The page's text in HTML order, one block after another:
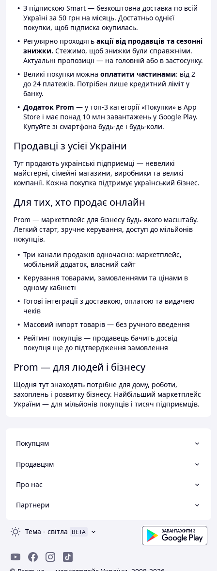
З підпискою Smart — безкоштовна доставка по всій
Україні за 50 грн на місяць. Достатньо однієї
покупки, щоб підписка окупилась.
Регулярно проходять акції від продавців та сезонні
знижки. Стежимо, щоб знижки були справжніми.
Актуальні пропозиції — на головній або в застосунку.
Великі покупки можна оплатити частинами: від 2
до 24 платежів. Потрібен лише кредитний ліміт у
банку.
Додаток Prom — у топ-3 категорії «Покупки» в App
Store і має понад 10 млн завантажень у Google Play.
Купуйте зі смартфона будь-де і будь-коли.
Продавці з усієї України
Тут продають українські підприємці — невеликі
майстерні, сімейні магазини, виробники та великі
компанії. Кожна покупка підтримує український бізнес.
Для тих, хто продає онлайн
Prom — маркетплейс для бізнесу будь-якого масштабу.
Легкий старт, зручне керування, доступ до мільйонів
покупців.
Три канали продажів одночасно: маркетплейс,
мобільний додаток, власний сайт
Керування товарами, замовленнями та цінами в
одному кабінеті
Готові інтеграції з доставкою, оплатою та видачею
чеків
Масовий імпорт товарів — без ручного введення
Рейтинг покупців — продавець бачить досвід
покупця ще до підтвердження замовлення
Prom — для людей і бізнесу
Щодня тут знаходять потрібне для дому, роботи,
захоплень і розвитку бізнесу. Найбільший маркетплейс
України — для мільйонів покупців і тисяч підприємців.
Покупцям
Продавцям
Про нас
Партнери
Тема - світла BETA